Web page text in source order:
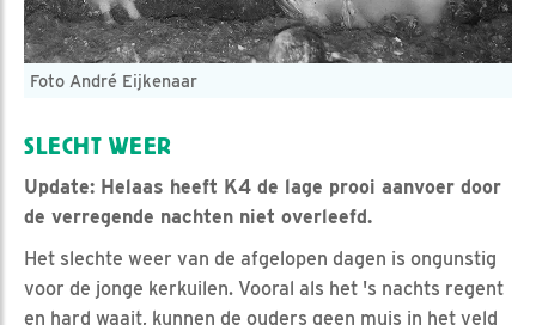
Foto André Eijkenaar
SLECHT WEER
Update: Helaas heeft K4 de lage prooi aanvoer door
de verregende nachten niet overleefd.
Het slechte weer van de afgelopen dagen is ongunstig
voor de jonge kerkuilen. Vooral als het 's nachts regent
en hard waait, kunnen de ouders geen muis in het veld